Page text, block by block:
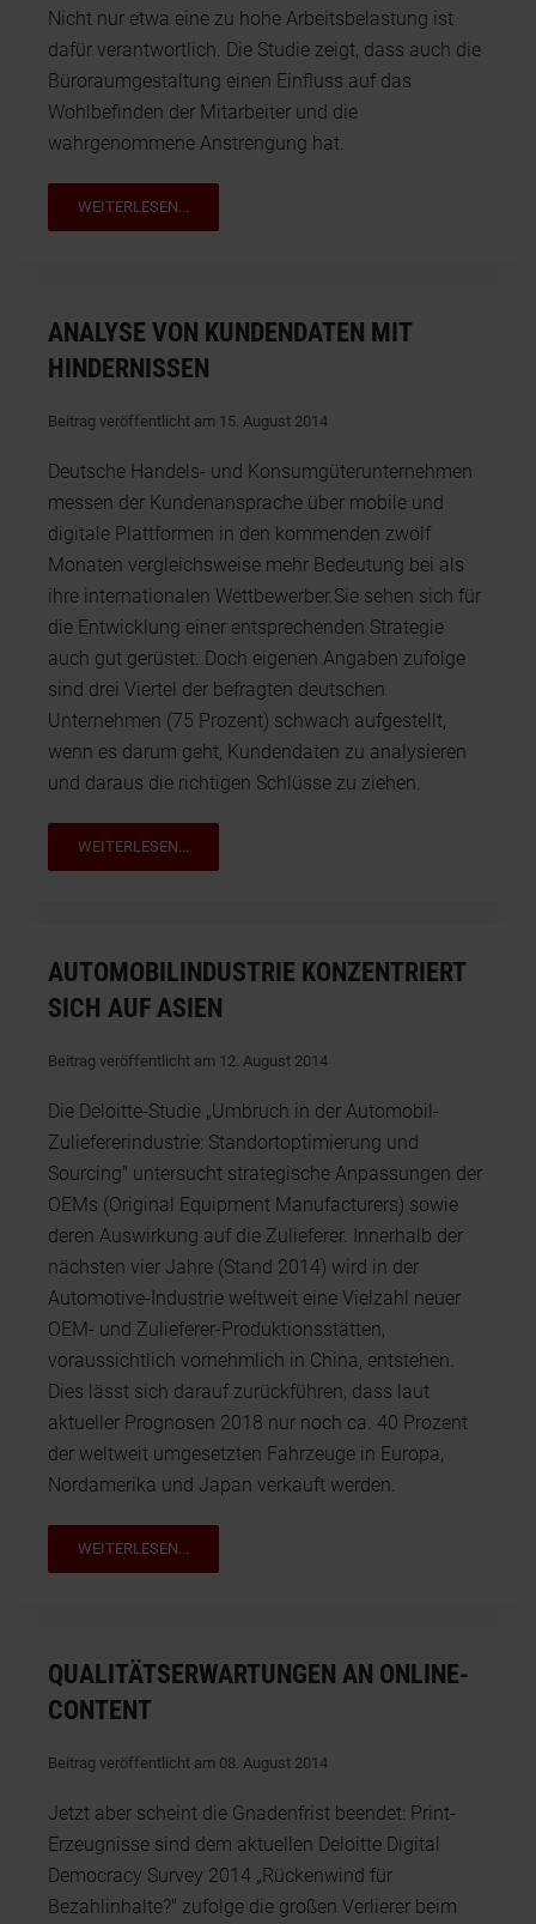
Nicht nur etwa eine zu hohe Arbeitsbelastung ist
dafür verantwortlich. Die Studie zeigt, dass auch die
Büroraumgestaltung einen Einfluss auf das
Wohlbefinden der Mitarbeiter und die
wahrgenommene Anstrengung hat.
WEITERLESEN...
ANALYSE VON KUNDENDATEN MIT
HINDERNISSEN
Beitrag veröffentlicht am 15. August 2014
Deutsche Handels- und Konsumgüterunternehmen
messen der Kundenansprache über mobile und
digitale Plattformen in den kommenden zwölf
Monaten vergleichsweise mehr Bedeutung bei als
ihre internationalen Wettbewerber.Sie sehen sich für
die Entwicklung einer entsprechenden Strategie
auch gut gerüstet. Doch eigenen Angaben zufolge
sind drei Viertel der befragten deutschen
Unternehmen (75 Prozent) schwach aufgestellt,
wenn es darum geht, Kundendaten zu analysieren
und daraus die richtigen Schlüsse zu ziehen.
WEITERLESEN...
AUTOMOBILINDUSTRIE KONZENTRIERT
SICH AUF ASIEN
Beitrag veröffentlicht am 12. August 2014
Die Deloitte-Studie „Umbruch in der Automobil-
Zuliefererindustrie: Standortoptimierung und
Sourcing" untersucht strategische Anpassungen der
OEMs (Original Equipment Manufacturers) sowie
deren Auswirkung auf die Zulieferer. Innerhalb der
nächsten vier Jahre (Stand 2014) wird in der
Automotive-Industrie weltweit eine Vielzahl neuer
OEM- und Zulieferer-Produktionsstätten,
voraussichtlich vornehmlich in China, entstehen.
Dies lässt sich darauf zurückführen, dass laut
aktueller Prognosen 2018 nur noch ca. 40 Prozent
der weltweit umgesetzten Fahrzeuge in Europa,
Nordamerika und Japan verkauft werden.
WEITERLESEN...
QUALITÄTSERWARTUNGEN AN ONLINE-
CONTENT
Beitrag veröffentlicht am 08. August 2014
Jetzt aber scheint die Gnadenfrist beendet: Print-
Erzeugnisse sind dem aktuellen Deloitte Digital
Democracy Survey 2014 „Rückenwind für
Bezahlinhalte?" zufolge die großen Verlierer beim